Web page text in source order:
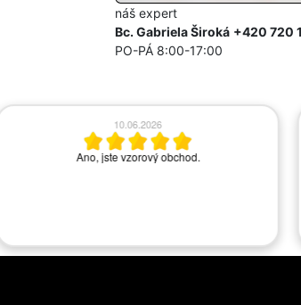
náš expert
Bc. Gabriela Široká +420 720
PO-PÁ 8:00-17:00
10.06.2026
Ano, jste vzorový obchod.